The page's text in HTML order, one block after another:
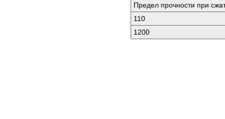
Предел прочности при
110
1200